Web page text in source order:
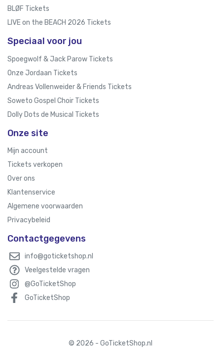
BLØF Tickets
LIVE on the BEACH 2026 Tickets
Speciaal voor jou
Spoegwolf & Jack Parow Tickets
Onze Jordaan Tickets
Andreas Vollenweider & Friends Tickets
Soweto Gospel Choir Tickets
Dolly Dots de Musical Tickets
Onze site
Mijn account
Tickets verkopen
Over ons
Klantenservice
Algemene voorwaarden
Privacybeleid
Contactgegevens
info@goticketshop.nl
Veelgestelde vragen
@GoTicketShop
GoTicketShop
© 2026 - GoTicketShop.nl